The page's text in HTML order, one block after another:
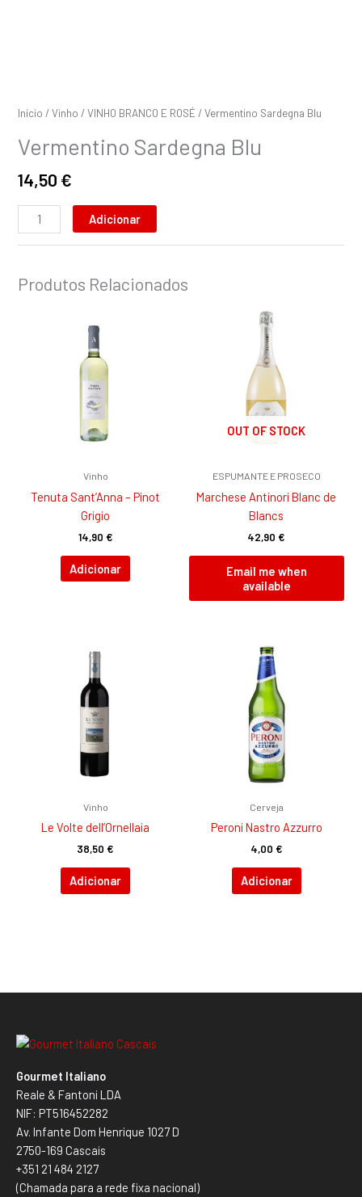
Início /Vinho /VINHO BRANCO E ROSÉ / Vermentino Sardegna Blu
Vermentino Sardegna Blu
14,50 €
Adicionar
Produtos Relacionados
Vinho
Tenuta Sant’Anna – Pinot
Grigio
14,90 €
Adicionar
OUT OF STOCK
ESPUMANTE E PROSECO
Marchese Antinori Blanc de
Blancs
42,90 €
Email me when
available
Vinho
Le Volte dell’Ornellaia
38,50 €
Adicionar
Cerveja
Peroni Nastro Azzurro
4,00 €
Adicionar
Gourmet Italiano
Reale & Fantoni LDA
NIF: PT516452282
Av. Infante Dom Henrique 1027 D
2750-169 Cascais
+351 21 484 2127
(Chamada para a rede fixa nacional)